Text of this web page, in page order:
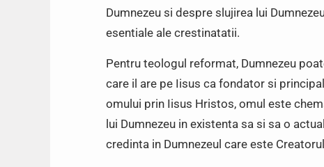
Dumnezeu si despre slujirea lui
esentiale ale crestinatatii.
Pentru teologul reformat, Dumnezeu
care il are pe Iisus ca fondator si
omului prin Iisus Hristos, omul este
lui Dumnezeu in existenta sa si sa o
credinta in Dumnezeul care este